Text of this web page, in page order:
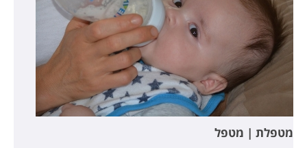
מטפלת | מטפל